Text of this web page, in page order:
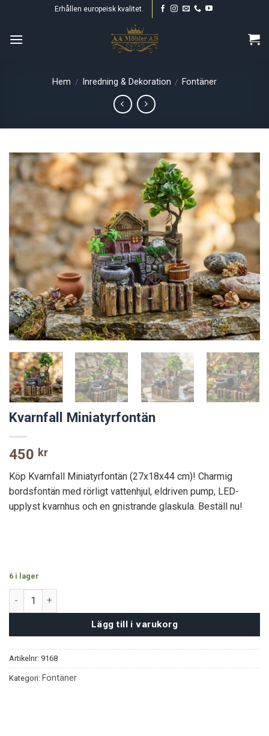
content
Erhållen europeisk kvalitet.
Hem / Inredning & Dekoration / Fontäner
Kvarnfall Miniatyrfontän
450 kr
Köp Kvarnfall Miniatyrfontän (27x18x44 cm)! Charmig
bordsfontän med rörligt vattenhjul, eldriven pump, LED-
upplyst kvarnhus och en gnistrande glaskula. Beställ nu!
6 i lager
Kvarnfall Miniatyrfontän mängd
Lägg till i varukorg
Artikelnr: 9168
Kategori: Fontäner